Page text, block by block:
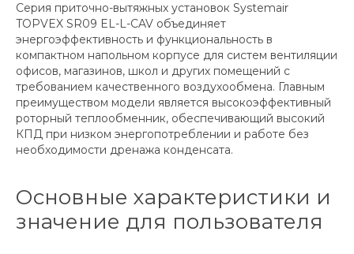
Серия приточно-вытяжных установок Systemair
TOPVEX SR09 EL-L-CAV объединяет
энергоэффективность и функциональность в
компактном напольном корпусе для систем вентиляции
офисов, магазинов, школ и других помещений с
требованием качественного воздухообмена. Главным
преимуществом модели является высокоэффективный
роторный теплообменник, обеспечивающий высокий
КПД при низком энергопотреблении и работе без
необходимости дренажа конденсата.
Основные характеристики и
значение для пользователя